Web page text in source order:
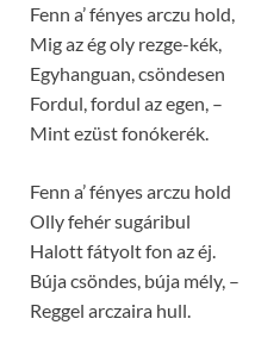
Fenn a’ fényes arczu hold,
Mig az ég oly rezge-kék,
Egyhanguan, csöndesen
Fordul, fordul az egen, –
Mint ezüst fonókerék.
Fenn a’ fényes arczu hold
Olly fehér sugáribul
Halott fátyolt fon az éj.
Búja csöndes, búja mély, –
Reggel arczaira hull.